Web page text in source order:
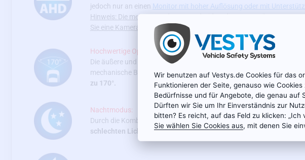
jedoch nur an einen Monitor mit hoher Auflösung oder mit
Hinweis: Die meisten modernen Android-Radios unterstützen
Sie eine Kamera mit SD-Auflösung oder wenden Sie sich an unseren
Hochwertige Optik und Weitwinkelabdeckung:
Die äußere und innere
Linse der Rückfahrkamera besteht aus Glas
mechanische Beschädigungen gewährleistet. Die Kamera erfasst
zu 170°.
Nachtmodus:
Durch die Kombination eines leistungsstarken Sensors,
schlechten Lichtverhältnissen (ab 0,1 Lux) ein Bild
wiedergeben.
Wir benutzen auf Vestys.de Cookies für das
Funktionieren der Seite, genauso wie
Bedürfnisse und für Angebote, die genau auf
Dürften wir Sie um Ihr Einverständnis zur
bitten? Es reicht, auf das Feld zu klicken: „Ich
Sie wählen Sie Cookies aus, mit denen Sie